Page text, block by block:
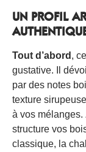
UN PROFIL
Tout d’abord ,
gustative. Il
par des notes
texture
à vos mélanges.
structure vos
classique, la